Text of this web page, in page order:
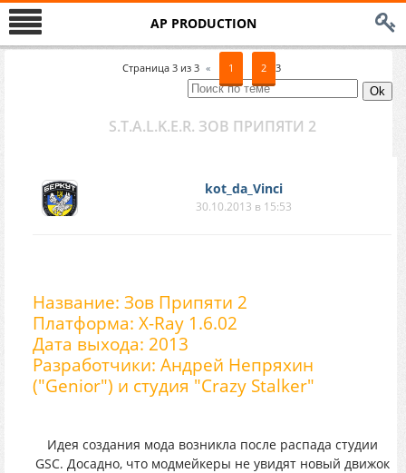
AP PRODUCTION
Страница 3 из 3 « 1 2 3
S.T.A.L.K.E.R. ЗОВ ПРИПЯТИ 2
kot_da_Vinci
30.10.2013 в 15:53
Название: Зов Припяти 2
Платформа: X-Ray 1.6.02
Дата выхода: 2013
Разработчики: Андрей Непряхин
("Genior") и студия "Crazy Stalker"
Идея создания мода возникла после распада студии
GSC. Досадно, что модмейкеры не увидят новый движок